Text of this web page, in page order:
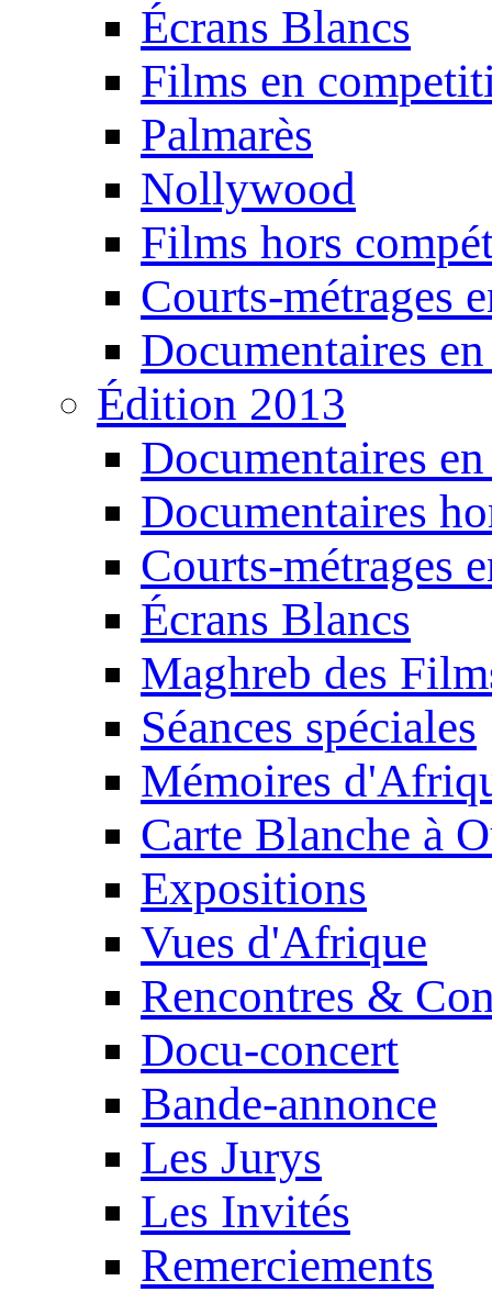
Écrans Blancs
Films en
Palmarès
Nollywood
Films hors
Courts-métrages
Documentaires
Édition 2013
Documentaires
Documentaires
Courts-métrages
Écrans Blancs
Maghreb des
Séances spéciales
Mémoires
Carte Blanche à
Expositions
Vues d'Afrique
Rencontres &
Docu-concert
Bande-annonce
Les Jurys
Les Invités
Remerciements